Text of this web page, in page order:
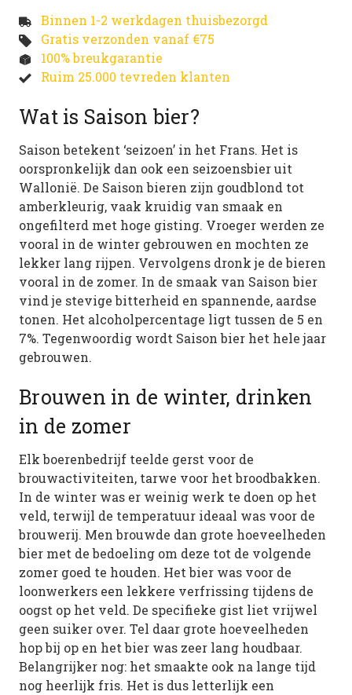
Binnen 1-2 werkdagen thuisbezorgd
Gratis verzonden vanaf €75
100% breukgarantie
Ruim 25.000 tevreden klanten
Wat is Saison bier?
Saison betekent ‘seizoen’ in het Frans. Het is
oorspronkelijk dan ook een seizoensbier uit
Wallonië. De Saison bieren zijn goudblond tot
amberkleurig, vaak kruidig van smaak en
ongefilterd met hoge gisting. Vroeger werden ze
vooral in de winter gebrouwen en mochten ze
lekker lang rijpen. Vervolgens dronk je de bieren
vooral in de zomer. In de smaak van Saison bier
vind je stevige bitterheid en spannende, aardse
tonen. Het alcoholpercentage ligt tussen de 5 en
7%. Tegenwoordig wordt Saison bier het hele jaar
gebrouwen.
Brouwen in de winter, drinken
in de zomer
Elk boerenbedrijf teelde gerst voor de
brouwactiviteiten, tarwe voor het broodbakken.
In de winter was er weinig werk te doen op het
veld, terwijl de temperatuur ideaal was voor de
brouwerij. Men brouwde dan grote hoeveelheden
bier met de bedoeling om deze tot de volgende
zomer goed te houden. Het bier was voor de
loonwerkers een lekkere verfrissing tijdens de
oogst op het veld. De specifieke gist liet vrijwel
geen suiker over. Tel daar grote hoeveelheden
hop bij op en het bier was zeer lang houdbaar.
Belangrijker nog: het smaakte ook na lange tijd
nog heerlijk fris. Het is dus letterlijk een